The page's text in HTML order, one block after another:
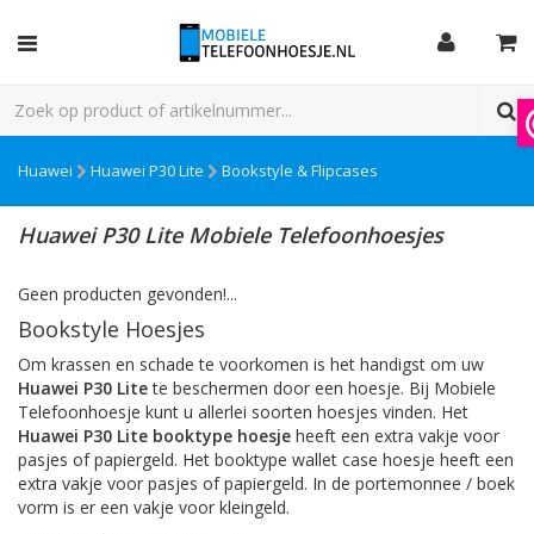
Huawei Huawei P30 Lite Bookstyle & Flipcases
Huawei P30 Lite Mobiele Telefoonhoesjes
Geen producten gevonden!...
Bookstyle Hoesjes
Om krassen en schade te voorkomen is het handigst om uw
Huawei P30 Litete beschermen door een hoesje. Bij Mobiele
Telefoonhoesje kunt u allerlei soorten hoesjes vinden. Het
Huawei P30 Lite booktype hoesje heeft een extra vakje voor
pasjes of papiergeld. Het booktype wallet case hoesje heeft een
extra vakje voor pasjes of papiergeld. In de portemonnee / boek
vorm is er een vakje voor kleingeld.